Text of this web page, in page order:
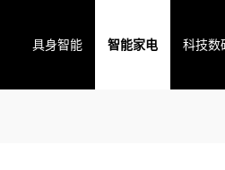
具身智能 智能家电 科技数